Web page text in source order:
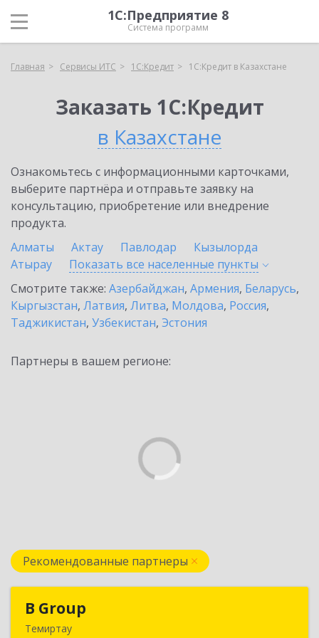
1С:Предприятие 8
Система программ
Главная Сервисы ИТС 1С:Кредит 1С:Кредит в Казахстане
Заказать 1С:Кредит
в Казахстане
Ознакомьтесь с информационными карточками,
выберите партнёра и отправьте заявку на
консультацию, приобретение или внедрение
продукта.
Алматы
Актау Павлодар
Кызылорда
Атырау
Показать все населенные пункты
Смотрите также: Азербайджан, Армения, Беларусь,
Кыргызстан, Латвия, Литва, Молдова, Россия,
Таджикистан, Узбекистан, Эстония
Партнеры в вашем регионе:
Рекомендованные партнеры
B Group
Темиртау